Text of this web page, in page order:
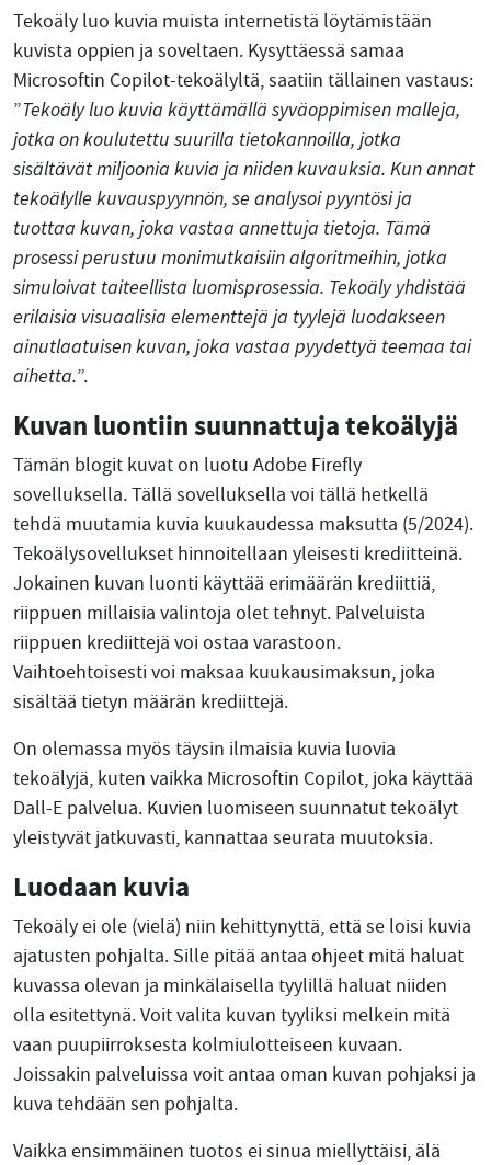
Tekoäly luo kuvia muista internetistä löytämistään
kuvista oppien ja soveltaen. Kysyttäessä samaa
Microsoftin Copilot-tekoälyltä, saatiin tällainen vastaus:
”Tekoäly luo kuvia käyttämällä syväoppimisen malleja,
jotka on koulutettu suurilla tietokannoilla, jotka
sisältävät miljoonia kuvia ja niiden kuvauksia. Kun annat
tekoälylle kuvauspyynnön, se analysoi pyyntösi ja
tuottaa kuvan, joka vastaa annettuja tietoja. Tämä
prosessi perustuu monimutkaisiin algoritmeihin, jotka
simuloivat taiteellista luomisprosessia. Tekoäly yhdistää
erilaisia visuaalisia elementtejä ja tyylejä luodakseen
ainutlaatuisen kuvan, joka vastaa pyydettyä teemaa tai
aihetta.”.
Kuvan luontiin suunnattuja tekoälyjä
Tämän blogit kuvat on luotu Adobe Firefly
sovelluksella. Tällä sovelluksella voi tällä hetkellä
tehdä muutamia kuvia kuukaudessa maksutta (5/2024).
Tekoälysovellukset hinnoitellaan yleisesti krediitteinä.
Jokainen kuvan luonti käyttää erimäärän krediittiä,
riippuen millaisia valintoja olet tehnyt. Palveluista
riippuen krediittejä voi ostaa varastoon.
Vaihtoehtoisesti voi maksaa kuukausimaksun, joka
sisältää tietyn määrän krediittejä.
On olemassa myös täysin ilmaisia kuvia luovia
tekoälyjä, kuten vaikka Microsoftin Copilot, joka käyttää
Dall-E palvelua. Kuvien luomiseen suunnatut tekoälyt
yleistyvät jatkuvasti, kannattaa seurata muutoksia.
Luodaan kuvia
Tekoäly ei ole (vielä) niin kehittynyttä, että se loisi kuvia
ajatusten pohjalta. Sille pitää antaa ohjeet mitä haluat
kuvassa olevan ja minkälaisella tyylillä haluat niiden
olla esitettynä. Voit valita kuvan tyyliksi melkein mitä
vaan puupiirroksesta kolmiulotteiseen kuvaan.
Joissakin palveluissa voit antaa oman kuvan pohjaksi ja
kuva tehdään sen pohjalta.
Vaikka ensimmäinen tuotos ei sinua miellyttäisi, älä